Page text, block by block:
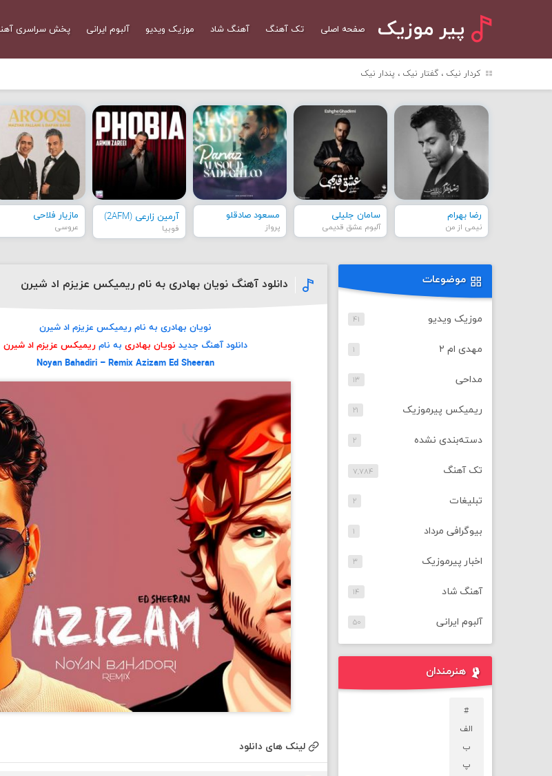
پیر موزیک صفحه اصلی تک آهنگ آهنگ شاد موزیک ویدیو آلبوم ایرانی پخش سراسری
کردار نیک ، گفتار نیک ، پندار نیک
رضا بهرام
نیمی از من
سامان جلیلی
آلبوم عشق قدیمی
مسعود صادقلو
پرواز
آرمین زارعی (2AFM)
فوبیا
مازیار فلاحی
عروسی
دانلود آهنگ نویان بهادری به نام ریمیکس عزیزم اد شیرن
نویان بهادری به نام ریمیکس عزیزم اد شیرن
دانلود آهنگ جدید نویان بهادری به نامریمیکس عزیزم اد شیرن
Noyan Bahadiri – Remix Azizam Ed Sheeran
لینک های دانلود
موضوعات
موزیک ویدیو ۴۱
مهدی ام ۲ ۱
مداحی ۱۳
ریمیکس پیرموزیک ۲۱
دسته‌بندی نشده ۲
تک آهنگ ۷,۷۸۴
تبلیغات ۲
بیوگرافی مرداد ۱
اخبار پیرموزیک ۳
آهنگ شاد ۱۴
آلبوم ایرانی ۵۰
هنرمندان
#
الف
ب
پ